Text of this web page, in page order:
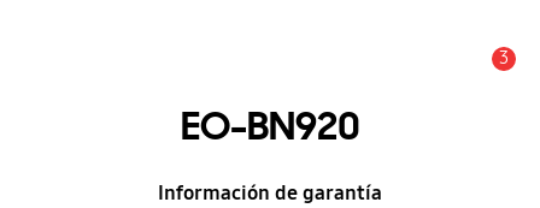
3
EO-BN920
Información de garantía